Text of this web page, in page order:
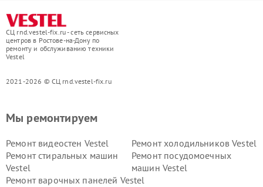
СЦ rnd.vestel-fix.ru - сеть сервисных
центров в Ростове-на-Дону по
ремонту и обслуживанию техники
Vestel
2021-2026 © СЦ rnd.vestel-fix.ru
Мы ремонтируем
Ремонт видеостен Vestel
Ремонт холодильников Vestel
Ремонт стиральных машин
Vestel
Ремонт посудомоечных
машин Vestel
Ремонт варочных панелей Vestel